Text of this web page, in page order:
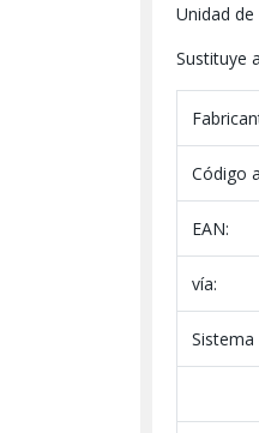
Unidad
Sustituye
Código
EAN:
vía: